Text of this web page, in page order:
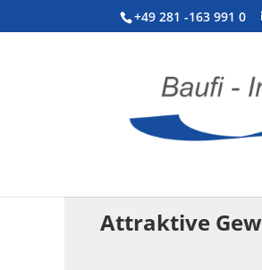
+49 281 -163 991 0
Attraktive